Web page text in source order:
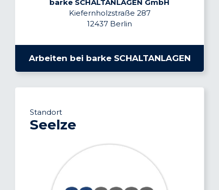
barke SCHALTANLAGEN GmbH
Kiefernholzstraße 287
12437 Berlin
Arbeiten bei barke SCHALTANLAGEN
Standort
Seelze